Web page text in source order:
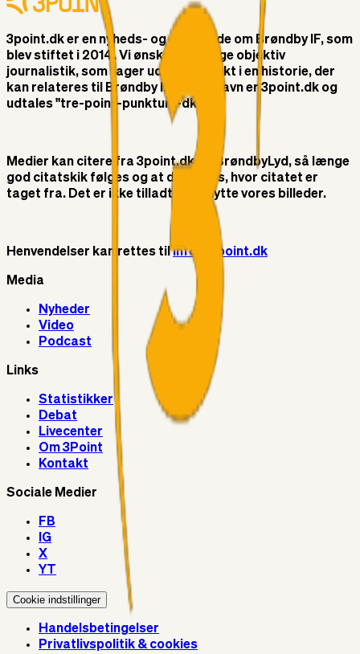
3point.dk er en nyheds- og debatside om Brøndby IF, som
blev stiftet i 2014. Vi ønsker at bringe objektiv
journalistik, som tager udgangspunkt i en historie, der
kan relateres til Brøndby IF. Vores navn er 3point.dk og
udtales "tre-point-punktum-dk"
Medier kan citere fra 3point.dk og BrøndbyLyd, så længe
god citatskik følges og at der linkes, hvor citatet er
taget fra. Det er ikke tilladt at benytte vores billeder.
Henvendelser kan rettes tilinfo@3point.dk
Media
Nyheder
Video
Podcast
Links
Statistikker
Debat
Livecenter
Om 3Point
Kontakt
Sociale Medier
FB
IG
X
YT
Cookie indstillinger
Handelsbetingelser
Privatlivspolitik & cookies